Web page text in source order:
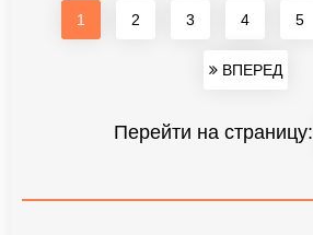
1 2 3 4 5
ВПЕРЕД
Перейти на страницу: